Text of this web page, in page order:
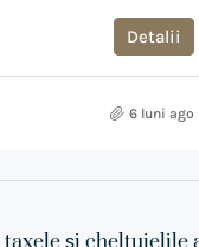
Detalii
6 luni ago